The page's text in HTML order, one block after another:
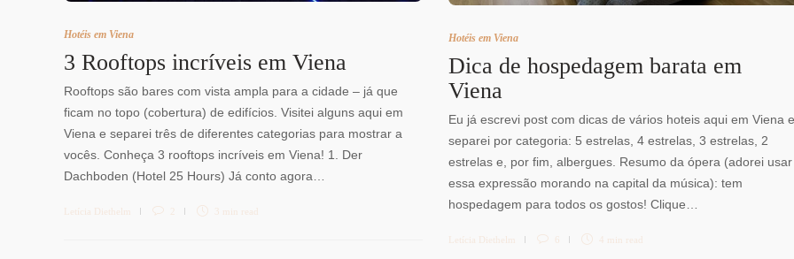
Hotéis em Viena
3 Rooftops incríveis em Viena
Rooftops são bares com vista ampla para a cidade – já que
ficam no topo (cobertura) de edifícios. Visitei alguns aqui em
Viena e separei três de diferentes categorias para mostrar a
vocês. Conheça 3 rooftops incríveis em Viena! 1. Der
Dachboden (Hotel 25 Hours) Já conto agora…
Letícia Diethelm 3 min read
Hotéis em Viena
Dica de hospedagem barata em
Viena
Eu já escrevi post com dicas de vários hoteis aqui em Viena e
separei por categoria: 5 estrelas, 4 estrelas, 3 estrelas, 2
estrelas e, por fim, albergues. Resumo da ópera (adorei usar
essa expressão morando na capital da música): tem
hospedagem para todos os gostos! Clique…
Letícia Diethelm 6 4 min read